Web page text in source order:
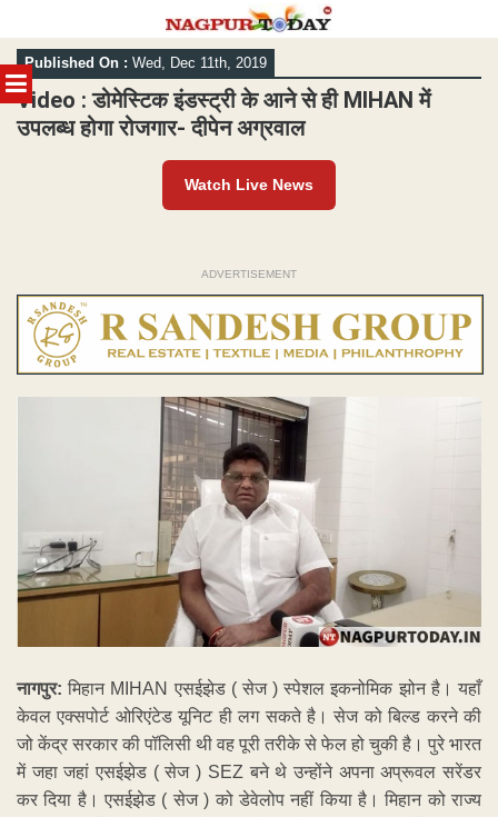
MENU
Skip
to
content
Published On : Wed, Dec 11th, 2019
Video : डोमेस्टिक इंडस्ट्री के आने से ही MIHAN में
उपलब्ध होगा रोजगार- दीपेन अग्रवाल
Watch Live News
ADVERTISEMENT
नागपुर: मिहान MIHAN एसईझेड ( सेज ) स्पेशल इकनोमिक झोन है। यहाँ
केवल एक्सपोर्ट ओरिएंटेड यूनिट ही लग सकते है। सेज को बिल्ड करने की
जो केंद्र सरकार की पॉलिसी थी वह पूरी तरीके से फेल हो चुकी है। पुरे भारत
में जहा जहां एसईझेड ( सेज ) SEZ बने थे उन्होंने अपना अप्रूवल सरेंडर
कर दिया है। एसईझेड ( सेज ) को डेवेलोप नहीं किया है। मिहान को राज्य